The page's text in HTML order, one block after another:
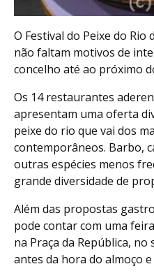
O Festival do Peixe do Rio
não faltam motivos de
concelho até ao próximo
Os 14 restaurantes
apresentam uma oferta
peixe do rio que vai dos
contemporâneos. Barbo,
outras espécies menos
grande diversidade de
Além das propostas
pode contar com uma
na Praça da República,
antes da hora do almoço